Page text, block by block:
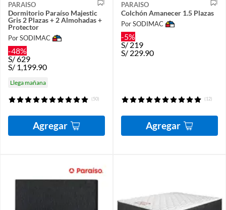
PARAISO
Dormitorio Paraíso Majestic
Gris 2 Plazas + 2 Almohadas +
Protector
Por SODIMAC
-48%
S/629
S/ 1,199.90
Llega mañana
(50)
Agregar
PARAISO
Colchón Amanecer 1.5 Plazas
Por SODIMAC
-5%
S/219
S/ 229.90
(12)
Agregar